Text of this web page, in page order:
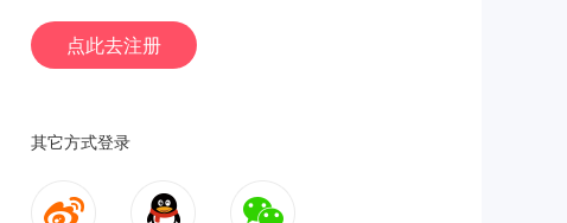
点此去注册
其它方式登录